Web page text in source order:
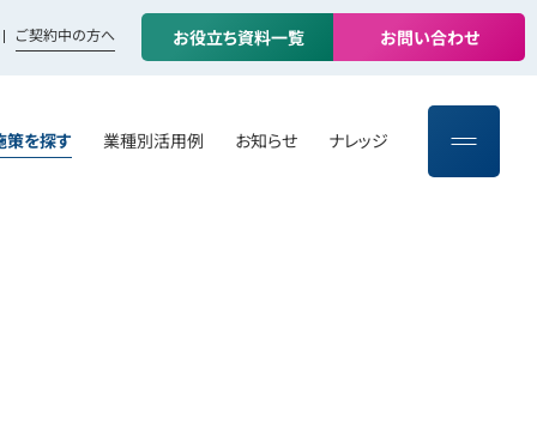
ご契約中の方へ お役立ち資料一覧 お問い合わせ
策を探す 業種別活用例 お知らせ ナレッジ